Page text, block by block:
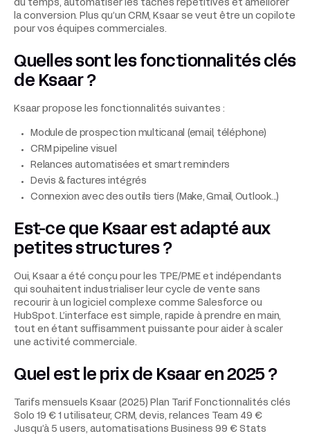
du temps, automatiser les tâches répétitives et améliorer
la conversion. Plus qu’un CRM, Ksaar se veut être un copilote
pour vos équipes commerciales.
Quelles sont les fonctionnalités clés
de Ksaar ?
Ksaar propose les fonctionnalités suivantes :
Module de prospection multicanal (email, téléphone)
CRM pipeline visuel
Relances automatisées et smart reminders
Devis & factures intégrés
Connexion avec des outils tiers (Make, Gmail, Outlook...)
Est-ce que Ksaar est adapté aux
petites structures ?
Oui, Ksaar a été conçu pour les TPE/PME et indépendants
qui souhaitent industrialiser leur cycle de vente sans
recourir à un logiciel complexe comme Salesforce ou
HubSpot. L’interface est simple, rapide à prendre en main,
tout en étant suffisamment puissante pour aider à scaler
une activité commerciale.
Quel est le prix de Ksaar en 2025 ?
Tarifs mensuels Ksaar (2025) Plan Tarif Fonctionnalités clés
Solo 19 € 1 utilisateur, CRM, devis, relances Team 49 €
Jusqu’à 5 users, automatisations Business 99 € Stats